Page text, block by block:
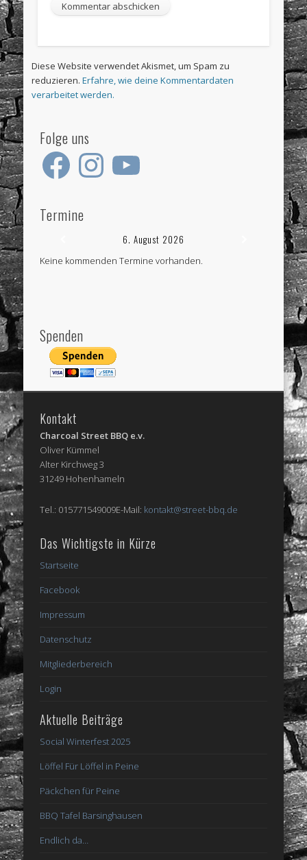
Diese Website verwendet Akismet, um Spam zu
reduzieren.Erfahre, wie deine Kommentardaten
verarbeitet werden.
Folge uns
Facebook Instagram
Termine
6. August 2026
Keine kommenden Termine vorhanden.
Spenden
Kontakt
Charcoal Street BBQ e.v.
Oliver Kümmel
Alter Kirchweg 3
31249 Hohenhameln
Tel.: 015771549009E-Mail: kontakt@street-bbq.de
Das Wichtigste in Kürze
Startseite
Facebook
Impressum
Datenschutz
Mitgliederbereich
Login
Aktuelle Beiträge
Social Winterfest 2025
Löffel Für Löffel in Peine
Päckchen für Peine
BBQ Tafel Barsinghausen
Endlich da…